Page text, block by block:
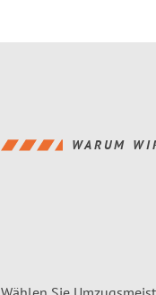
WARUM